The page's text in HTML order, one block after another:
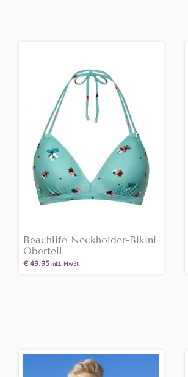
Beachlife Neckholder-Bikini
Oberteil
€ 49,95 inkl. MwSt.